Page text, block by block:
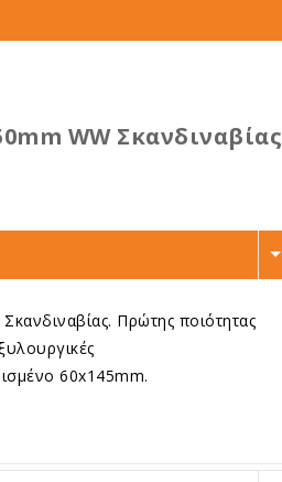
WW Σκανδιναβίας
Πρώτης ποιότητας
60x145mm.